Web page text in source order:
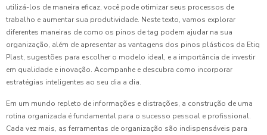
utilizá-los de maneira eficaz, você pode otimizar seus processos de
trabalho e aumentar sua produtividade. Neste texto, vamos explorar
diferentes maneiras de como os pinos de tag podem ajudar na sua
organização, além de apresentar as vantagens dos pinos plásticos da Etiq
Plast, sugestões para escolher o modelo ideal, e a importância de investir
em qualidade e inovação. Acompanhe e descubra como incorporar
estratégias inteligentes ao seu dia a dia.
Em um mundo repleto de informações e distrações, a construção de uma
rotina organizada é fundamental para o sucesso pessoal e profissional.
Cada vez mais, as ferramentas de organização são indispensáveis para